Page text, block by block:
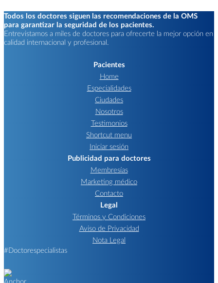
Todos los doctores siguen las recomendaciones de la OMS
para garantizar la seguridad de los pacientes.
Entrevistamos a miles de doctores para ofrecerte la mejor opción en
calidad internacional y profesional.
Pacientes
Home
Especialidades
Ciudades
Nosotros
Testimonios
Shortcut menu
Iniciar sesión
Publicidad para doctores
Membresías
Marketing médico
Contacto
Legal
Términos y Condiciones
Aviso de Privacidad
Nota Legal
#Doctorespecialistas